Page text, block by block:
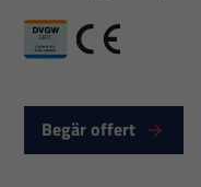
DVGW CE
Begär offert